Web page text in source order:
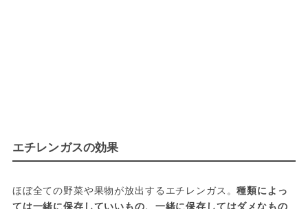
エチレンガスの効果
ほぼ全ての野菜や果物が放出するエチレンガス。種類によっ
ては一緒に保存していいもの、一緒に保存してはダメなもの